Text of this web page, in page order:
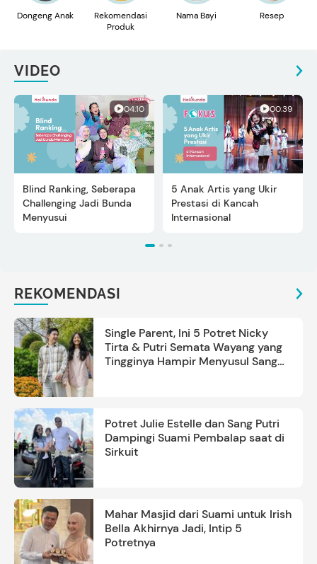
Dongeng Anak
Rekomendasi
Produk
Nama Bayi Resep
VIDEO
04:10
Blind Ranking, Seberapa
Challenging Jadi Bunda
Menyusui
00:39
5 Anak Artis yang Ukir
Prestasi di Kancah
Internasional
REKOMENDASI
Single Parent, Ini 5 Potret Nicky
Tirta & Putri Semata Wayang yang
Tingginya Hampir Menyusul Sang
Potret Julie Estelle dan Sang Putri
Dampingi Suami Pembalap saat di
Sirkuit
Mahar Masjid dari Suami untuk Irish
Bella Akhirnya Jadi, Intip 5
Potretnya